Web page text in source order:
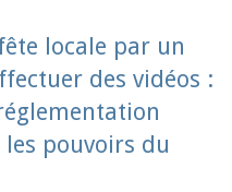
locale par un
des vidéos :
pouvoirs du